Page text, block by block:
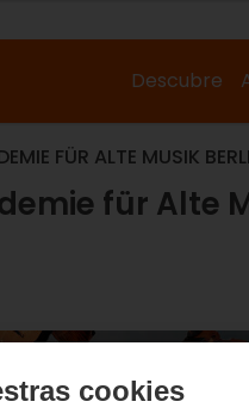
Descubre
FÜR ALTE MUSIK
für Alte
cookies